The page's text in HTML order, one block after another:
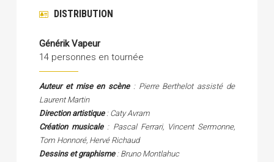
DISTRIBUTION
Générik Vapeur
14 personnes en tournée
Auteur et mise en scène: Pierre Berthelot assisté de
Laurent Martin
Direction artistique: Caty Avram
Création musicale: Pascal Ferrari, Vincent Sermonne,
Tom Honnoré, Hervé Richaud
Dessins et graphisme: Bruno Montlahuc